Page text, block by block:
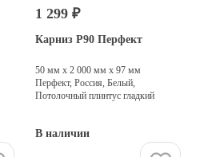
1 299 ₽
Карниз P90 Перфект
50 мм х 2 000 мм х 97 мм
Перфект, Россия, Белый,
Потолочный плинтус гладкий
В наличии